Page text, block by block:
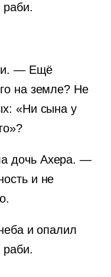
— Ещё
на земле? Не
«Ни сына у
дочь Ахера. —
и не
и опалил
раби.